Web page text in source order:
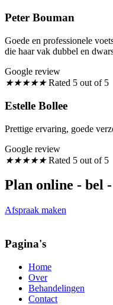
Peter Bouman
Goede en professionele
die haar vak dubbel en
Google review
★★★★★ Rated 5 out of 5
Estelle Bollee
Prettige ervaring, goede
Google review
★★★★★ Rated 5 out of 5
Plan online - bel
Afspraak maken
Pagina's
Home
Over
Behandelingen
Contact